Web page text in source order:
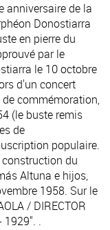
anniversaire de la
Donostiarra
en pierre du
par le
le 10 octobre
d'un concert
commémoration,
(le buste remis
de
populaire.
du
Altuna e hijos,
1958. Sur le
/ DIRECTOR
1929". .